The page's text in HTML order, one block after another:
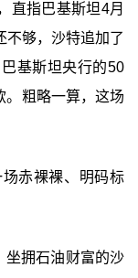
直指巴基斯坦4月
不够，沙特追加了
基斯坦央行的50
。粗略一算，这场
赤裸裸、明码标
坐拥石油财富的沙